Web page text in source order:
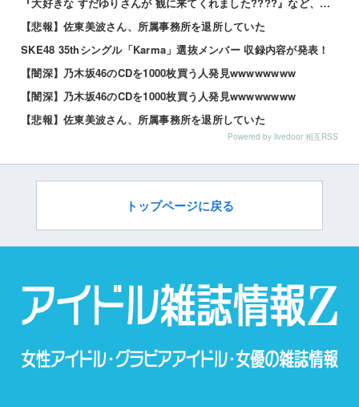
【悲報】佐東美波さん、所属事務所を退所していた
SKE48 35thシングル「Karma」選抜メンバー 収録内容が発表！
【闇深】乃木坂46のCDを1000枚買う人発見wwwwwwww
【闇深】乃木坂46のCDを1000枚買う人発見wwwwwwww
【悲報】佐東美波さん、所属事務所を退所していた
Powered by livedoor 相互RSS
トップページに戻る